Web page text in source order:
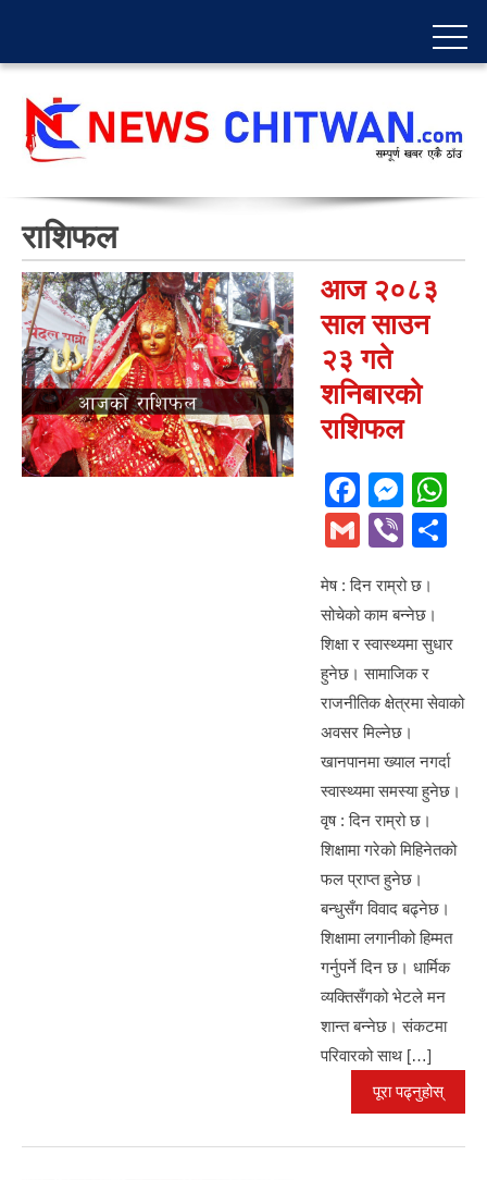
राशिफल
आज २०८३
साल साउन
२३ गते
शनिबारको
राशिफल
F
a
c
e
b
o
o
k
M
e
ss
e
n
g
er
A
p
G
ail
Vi
er
e
मेष : दिन राम्रो छ।
सोचेको काम बन्नेछ।
शिक्षा र स्वास्थ्यमा सुधार
हुनेछ। सामाजिक र
राजनीतिक क्षेत्रमा सेवाको
अवसर मिल्नेछ।
खानपानमा ख्याल नगर्दा
स्वास्थ्यमा समस्या हुनेछ।
वृष : दिन राम्रो छ।
शिक्षामा गरेको मिहिनेतको
फल प्राप्त हुनेछ।
बन्धुसँग विवाद बढ्नेछ।
शिक्षामा लगानीको हिम्मत
गर्नुपर्ने दिन छ। धार्मिक
व्यक्तिसँगको भेटले मन
शान्त बन्नेछ। संकटमा
परिवारको साथ […]
पूरा पढ्नुहोस्